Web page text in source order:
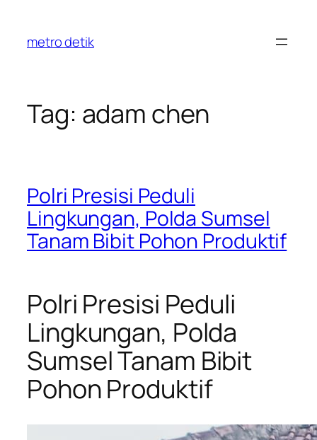
content
metro detik
Tag: adam chen
Polri Presisi Peduli
Lingkungan, Polda Sumsel
Tanam Bibit Pohon Produktif
Polri Presisi Peduli
Lingkungan, Polda
Sumsel Tanam Bibit
Pohon Produktif